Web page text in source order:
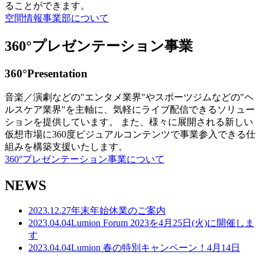
ることができます。
空間情報事業部について
360°プレゼンテーション事業
360°Presentation
音楽／演劇などの"エンタメ業界"やスポーツジムなどの"ヘ
ルスケア業界"を主軸に、気軽にライブ配信できるソリュー
ションを提供しています。 また、様々に展開される新しい
仮想市場に360度ビジュアルコンテンツで事業参入できる仕
組みを構築支援いたします。
360°プレゼンテーション事業について
NEWS
2023.12.27年末年始休業のご案内
2023.04.04Lumion Forum 2023を4月25日(火)に開催しま
す
2023.04.04Lumion 春の特別キャンペーン！4月14日